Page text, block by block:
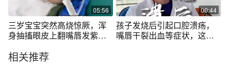
05:56
三岁宝宝突然高烧惊厥，浑
身抽搐眼皮上翻嘴唇发紫，
00:44
孩子发烧后引起口腔溃疡，
嘴唇干裂出血等症状，这个
相关推荐